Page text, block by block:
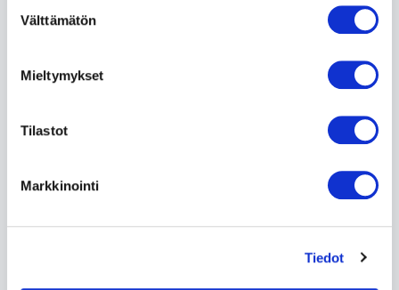
valinta
Välttämätön
Mieltymykset
Tilastot
Markkinointi
Tiedot
kampaamoon Tikkurilassa
kampaamopalveluista Vantaan Tikkurilassa.
Lue lisää »